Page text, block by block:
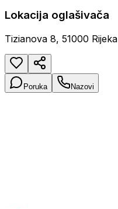
Lokacija oglašivača
Tizianova 8, 51000 Rijeka
Poruka Nazovi